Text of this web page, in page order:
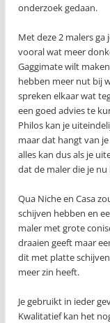
onderzoek gedaan.
Met deze 2 malers
vooral wat meer
Gaggimate wilt
hebben meer nut bij
spreken elkaar wat
een goed advies te
Philos kan je
maar dat hangt van
alles kan dus als je
dat de maler die je
Qua Niche en Casa
schijven hebben en
maler met grote
draaien geeft maar
dit met platte
meer zin heeft.
Je gebruikt in ieder
Kwalitatief kan het